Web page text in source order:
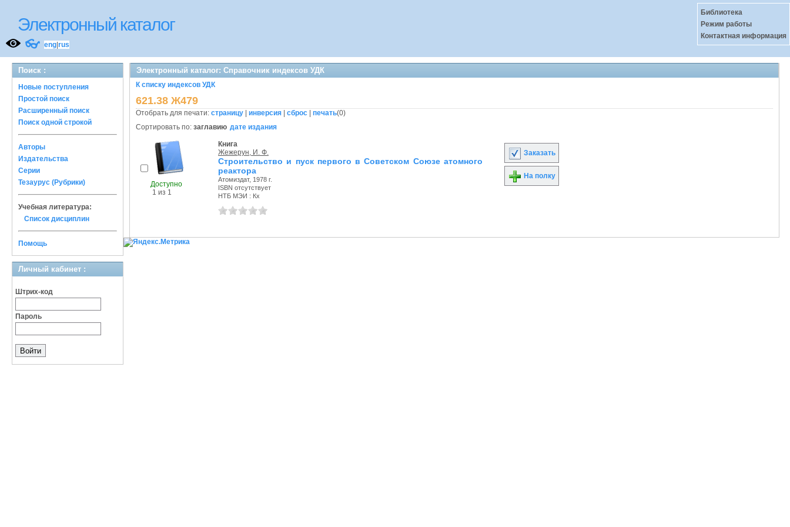
Электронный каталог
👓 eng rus
Библиотека
Режим работы
Контактная информация
Поиск :
Новые поступления
Простой поиск
Расширенный поиск
Поиск одной строкой
Авторы
Издательства
Серии
Тезаурус (Рубрики)
Учебная литература:
Список дисциплин
Помощь
Личный кабинет :
Штрих-код
Пароль
Электронный каталог: Справочник индексов УДК
К списку индексов УДК
621.38 Ж479
Отобрать для печати: страницу инверсия сброс печать(0)
Сортировать по: заглавию дате издания
Доступно
1 из 1
Книга
Жежерун, И. Ф.
Строительство и пуск первого в Советском Союзе атомного
реактора
Атомиздат, 1978 г.
ISBN отсутствует
НТБ МЭИ : Кх
Заказать
На полку